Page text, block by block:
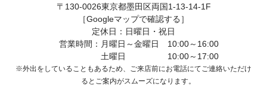
〒130-0026東京都墨田区両国1-13-14-1F
［Googleマップで確認する］
定休日：日曜日・祝日
営業時間：月曜日～金曜日 10:00～16:00
土曜日 10:00～17:00
※外出をしていることもあるため、ご来店前にお電話にてご連絡いただけ
ると ご案内がスムーズになります。